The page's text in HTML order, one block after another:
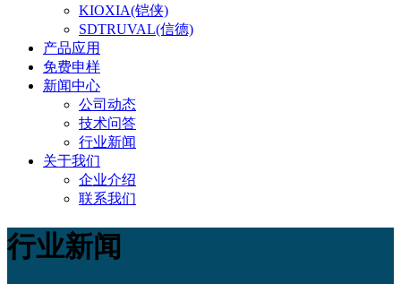
KIOXIA(铠侠)
SDTRUVAL(信德)
产品应用
免费申样
新闻中心
公司动态
技术问答
行业新闻
关于我们
企业介绍
联系我们
行业新闻